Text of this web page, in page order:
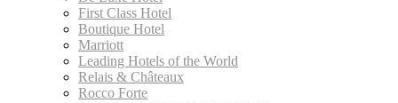
First Class Hotel
Boutique Hotel
Marriott
Leading Hotels of the World
Relais & Châteaux
Rocco Forte